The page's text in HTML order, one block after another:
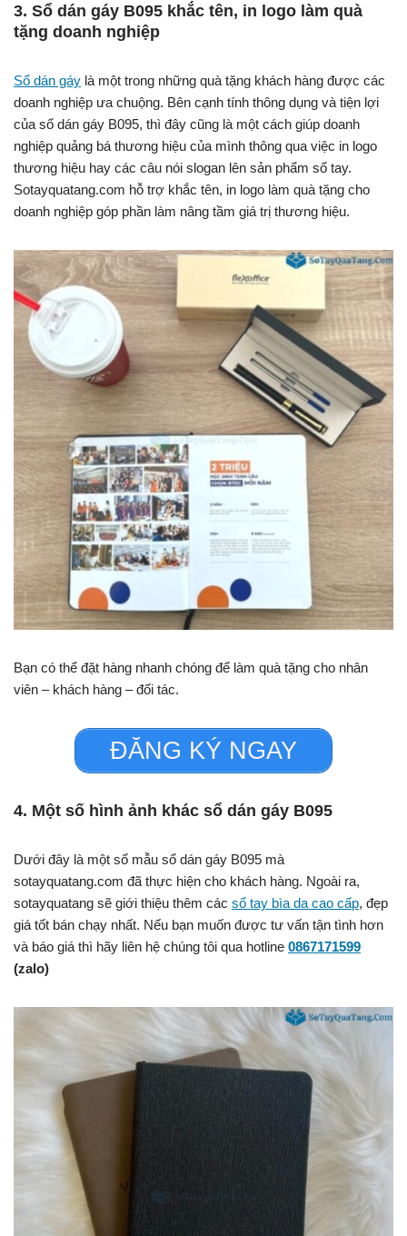
3. Sổ dán gáy B095 khắc tên, in logo làm quà
tặng doanh nghiệp
Sổ dán gáy là một trong những quà tặng khách hàng được các
doanh nghiệp ưa chuộng. Bên cạnh tính thông dụng và tiện lợi
của sổ dán gáy B095, thì đây cũng là một cách giúp doanh
nghiệp quảng bá thương hiệu của mình thông qua việc in logo
thương hiệu hay các câu nói slogan lên sản phẩm sổ tay.
Sotayquatang.com hỗ trợ khắc tên, in logo làm quà tặng cho
doanh nghiệp góp phần làm nâng tầm giá trị thương hiệu.
Bạn có thể đặt hàng nhanh chóng để làm quà tặng cho nhân
viên – khách hàng – đối tác.
ĐĂNG KÝ NGAY
4. Một số hình ảnh khác sổ dán gáy B095
Dưới đây là một số mẫu sổ dán gáy B095 mà
sotayquatang.com đã thực hiện cho khách hàng. Ngoài ra,
sotayquatang sẽ giới thiệu thêm các sổ tay bìa da cao cấp, đẹp
giá tốt bán chạy nhất. Nếu bạn muốn được tư vấn tận tình hơn
và báo giá thì hãy liên hệ chúng tôi qua hotline 0867171599
(zalo)